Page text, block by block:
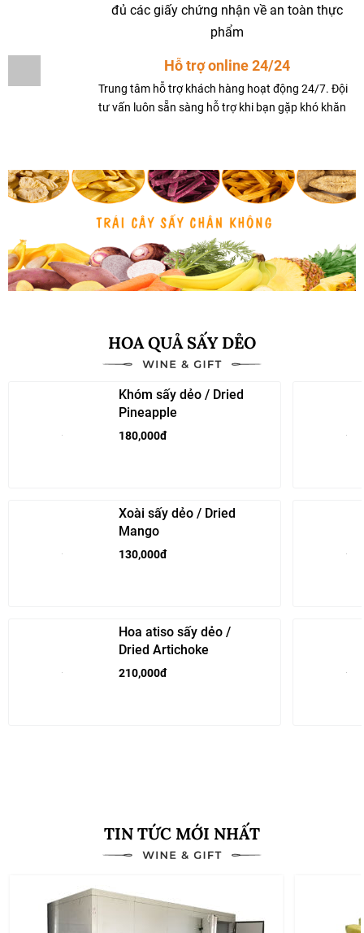
đủ các giấy chứng nhận về an toàn thực
phẩm
Hỗ trợ online 24/24
Trung tâm hỗ trợ khách hàng hoạt động 24/7. Đội
tư vấn luôn sẵn sàng hỗ trợ khi bạn gặp khó khăn
HOA QUẢ SẤY DẺO
Khóm sấy dẻo / Dried
Pineapple
180,000đ
Xoài sấy dẻo / Dried
Mango
130,000đ
Hoa atiso sấy dẻo /
Dried Artichoke
210,000đ
TIN TỨC MỚI NHẤT